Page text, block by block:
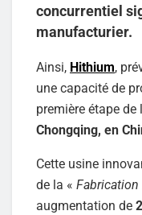
concurrentiel
manufacturier.
Ainsi, Hithium,
une capacité de
première étape
Chongqing, en
Cette usine
de la «
augmentation de